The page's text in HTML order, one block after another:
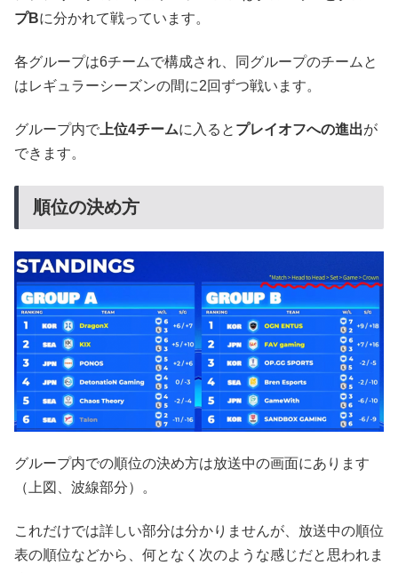
プBに分かれて戦っています。
各グループは6チームで構成され、同グループのチームと
はレギュラーシーズンの間に2回ずつ戦います。
グループ内で上位4チームに入ると プレイオフへの進出が
できます。
順位の決め方
グループ内での順位の決め方は放送中の画面にあります
（上図、波線部分）。
これだけでは詳しい部分は分かりませんが、放送中の順位
表の順位などから、何となく次のような感じだと思われま